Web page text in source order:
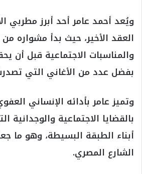
ويُعد أحمد عامر أحد أبرز مطربي
العقد الأخير، حيث بدأ مشواره من
والمناسبات الاجتماعية قبل
بفضل عدد من الأغاني التي
وتميز عامر بأدائه الإنساني
بالقضايا الاجتماعية والوجدانية
أبناء الطبقة البسيطة، وهو ما
الشارع المصري.